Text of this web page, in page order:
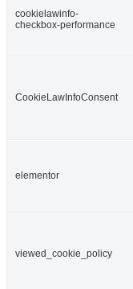
cookielawinfo-
checkbox-performance
CookieLawInfoConsent
elementor
viewed_cookie_policy